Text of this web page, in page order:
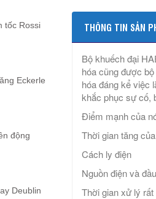
THÔNG TIN SẢN
Bộ khuếch đại
hóa cũng được
hóa đáng kể việc
khắc phục sự cố,
Điểm mạnh của
Thời gian tăng
Cách ly điện
Nguồn điện và
Thời gian xử lý rất
tốc Rossi
Eckerle
động
Deublin